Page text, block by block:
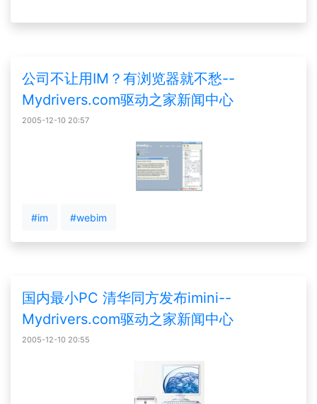
公司不让用IM？有浏览器就不愁--
Mydrivers.com驱动之家新闻中心
2005-12-10 20:57
#im #webim
国内最小PC 清华同方发布imini--
Mydrivers.com驱动之家新闻中心
2005-12-10 20:55